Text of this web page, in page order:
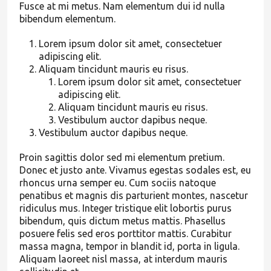
Fusce at mi metus. Nam elementum dui id nulla
bibendum elementum.
Lorem ipsum dolor sit amet, consectetuer
adipiscing elit.
Aliquam tincidunt mauris eu risus.
Lorem ipsum dolor sit amet, consectetuer
adipiscing elit.
Aliquam tincidunt mauris eu risus.
Vestibulum auctor dapibus neque.
Vestibulum auctor dapibus neque.
Proin sagittis dolor sed mi elementum pretium.
Donec et justo ante. Vivamus egestas sodales est, eu
rhoncus urna semper eu. Cum sociis natoque
penatibus et magnis dis parturient montes, nascetur
ridiculus mus. Integer tristique elit lobortis purus
bibendum, quis dictum metus mattis. Phasellus
posuere felis sed eros porttitor mattis. Curabitur
massa magna, tempor in blandit id, porta in ligula.
Aliquam laoreet nisl massa, at interdum mauris